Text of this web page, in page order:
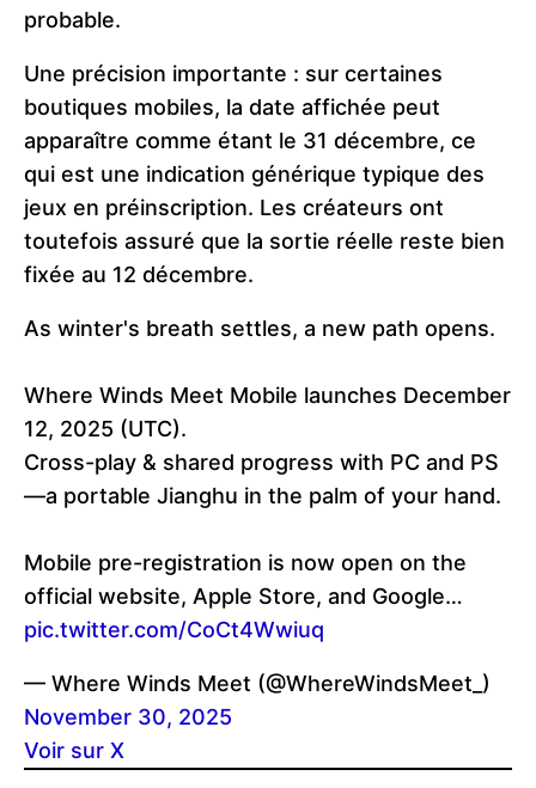
probable.
Une précision importante : sur certaines
boutiques mobiles, la date affichée peut
apparaître comme étant le 31 décembre, ce
qui est une indication générique typique des
jeux en préinscription. Les créateurs ont
toutefois assuré que la sortie réelle reste bien
fixée au 12 décembre.
As winter's breath settles, a new path opens.
Where Winds Meet Mobile launches December
12, 2025 (UTC).
Cross-play & shared progress with PC and PS
—a portable Jianghu in the palm of your hand.
Mobile pre-registration is now open on the
official website, Apple Store, and Google…
pic.twitter.com/CoCt4Wwiuq
— Where Winds Meet (@WhereWindsMeet_)
November 30, 2025
Voir sur X